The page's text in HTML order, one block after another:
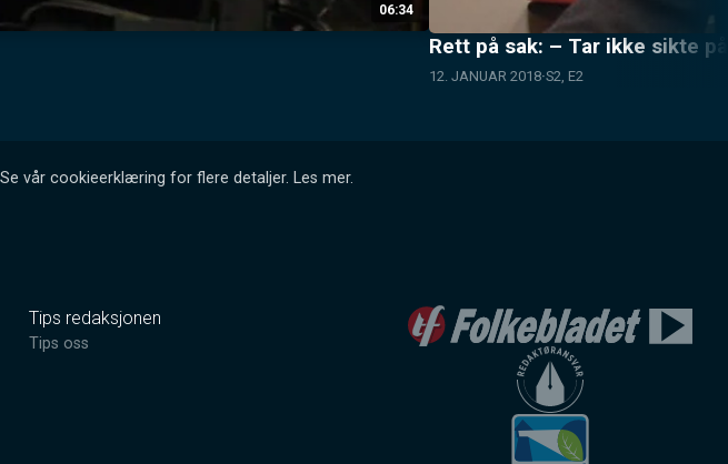
06:34
Rett på sak: – Tar ikke sikte
12. JANUAR 2018 S2, E2
vår cookieerklæring for flere detaljer. Les mer.
Tips redaksjonen
Tips oss